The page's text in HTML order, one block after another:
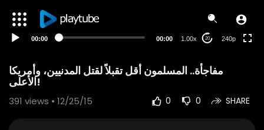
00:00 00:00 1.00x 20 240p
مفاجأة.. المسلمون أقل تقبلاً لقتل المدنيين، وأمريكا
الأعلى!
391 views • 12/25/15 0 0 SHARE